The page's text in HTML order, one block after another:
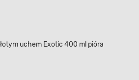
uchem Exotic 400 ml pióra